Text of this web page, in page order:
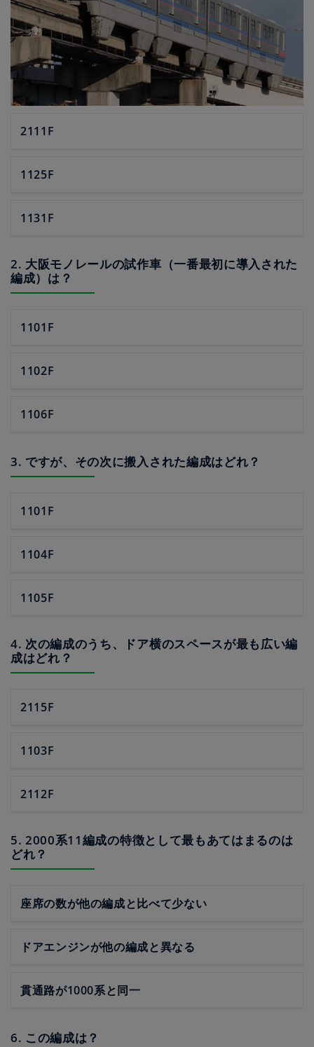
2111F
1125F
1131F
2. 大阪モノレールの試作車（一番最初に導入された
編成）は？
1101F
1102F
1106F
3. ですが、その次に搬入された編成はどれ？
1101F
1104F
1105F
4. 次の編成のうち、ドア横のスペースが最も広い編
成はどれ？
2115F
1103F
2112F
5. 2000系11編成の特徴として最もあてはまるのは
どれ？
座席の数が他の編成と比べて少ない
ドアエンジンが他の編成と異なる
貫通路が1000系と同一
6. この編成は？